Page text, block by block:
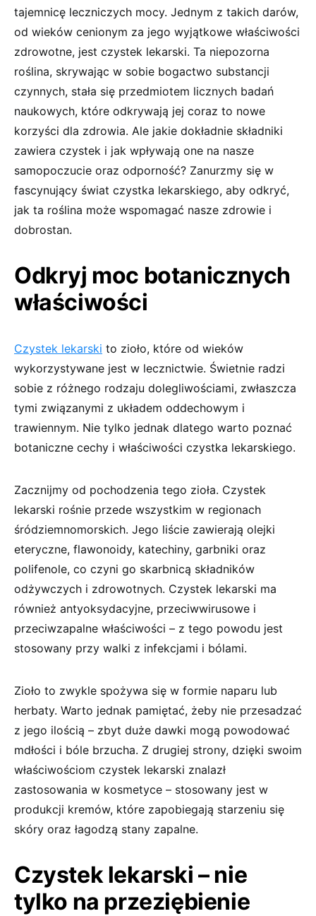
tajemnicę leczniczych mocy. Jednym z takich darów,
od wieków cenionym za jego wyjątkowe właściwości
zdrowotne, jest czystek lekarski. Ta niepozorna
roślina, skrywając w sobie bogactwo substancji
czynnych, stała się przedmiotem licznych badań
naukowych, które odkrywają jej coraz to nowe
korzyści dla zdrowia. Ale jakie dokładnie składniki
zawiera czystek i jak wpływają one na nasze
samopoczucie oraz odporność? Zanurzmy się w
fascynujący świat czystka lekarskiego, aby odkryć,
jak ta roślina może wspomagać nasze zdrowie i
dobrostan.
Odkryj moc botanicznych
właściwości
Czystek lekarski to zioło, które od wieków
wykorzystywane jest w lecznictwie. Świetnie radzi
sobie z różnego rodzaju dolegliwościami, zwłaszcza
tymi związanymi z układem oddechowym i
trawiennym. Nie tylko jednak dlatego warto poznać
botaniczne cechy i właściwości czystka lekarskiego.
Zacznijmy od pochodzenia tego zioła. Czystek
lekarski rośnie przede wszystkim w regionach
śródziemnomorskich. Jego liście zawierają olejki
eteryczne, flawonoidy, katechiny, garbniki oraz
polifenole, co czyni go skarbnicą składników
odżywczych i zdrowotnych. Czystek lekarski ma
również antyoksydacyjne, przeciwwirusowe i
przeciwzapalne właściwości – z tego powodu jest
stosowany przy walki z infekcjami i bólami.
Zioło to zwykle spożywa się w formie naparu lub
herbaty. Warto jednak pamiętać, żeby nie przesadzać
z jego ilością – zbyt duże dawki mogą powodować
mdłości i bóle brzucha. Z drugiej strony, dzięki swoim
właściwościom czystek lekarski znalazł
zastosowania w kosmetyce – stosowany jest w
produkcji kremów, które zapobiegają starzeniu się
skóry oraz łagodzą stany zapalne.
Czystek lekarski – nie
tylko na przeziębienie